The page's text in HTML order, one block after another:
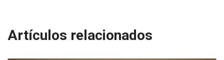
Artículos relacionados